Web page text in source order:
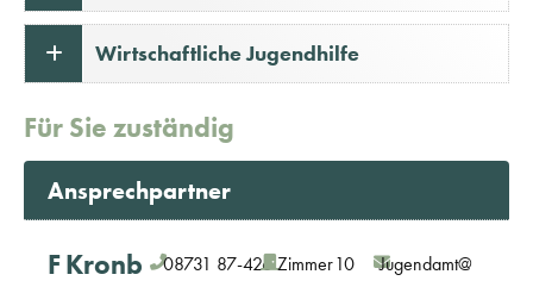
Wirtschaftliche Jugendhilfe
Für Sie zuständig
Ansprechpartner
FKronb
08731 87-426 Zimmer10
Jugendamt@